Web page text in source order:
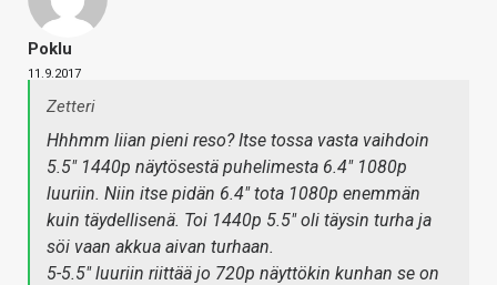
Poklu
11.9.2017
Zetteri
Hhhmm liian pieni reso? Itse tossa vasta vaihdoin
5.5" 1440p näytösestä puhelimesta 6.4" 1080p
luuriin. Niin itse pidän 6.4" tota 1080p enemmän
kuin täydellisenä. Toi 1440p 5.5" oli täysin turha ja
söi vaan akkua aivan turhaan.
5-5.5" luuriin riittää jo 720p näyttökin kunhan se on